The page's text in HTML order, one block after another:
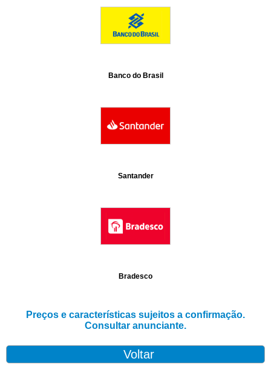
Banco do Brasil
Santander
Bradesco
Preços e características sujeitos a confirmação.
Consultar anunciante.